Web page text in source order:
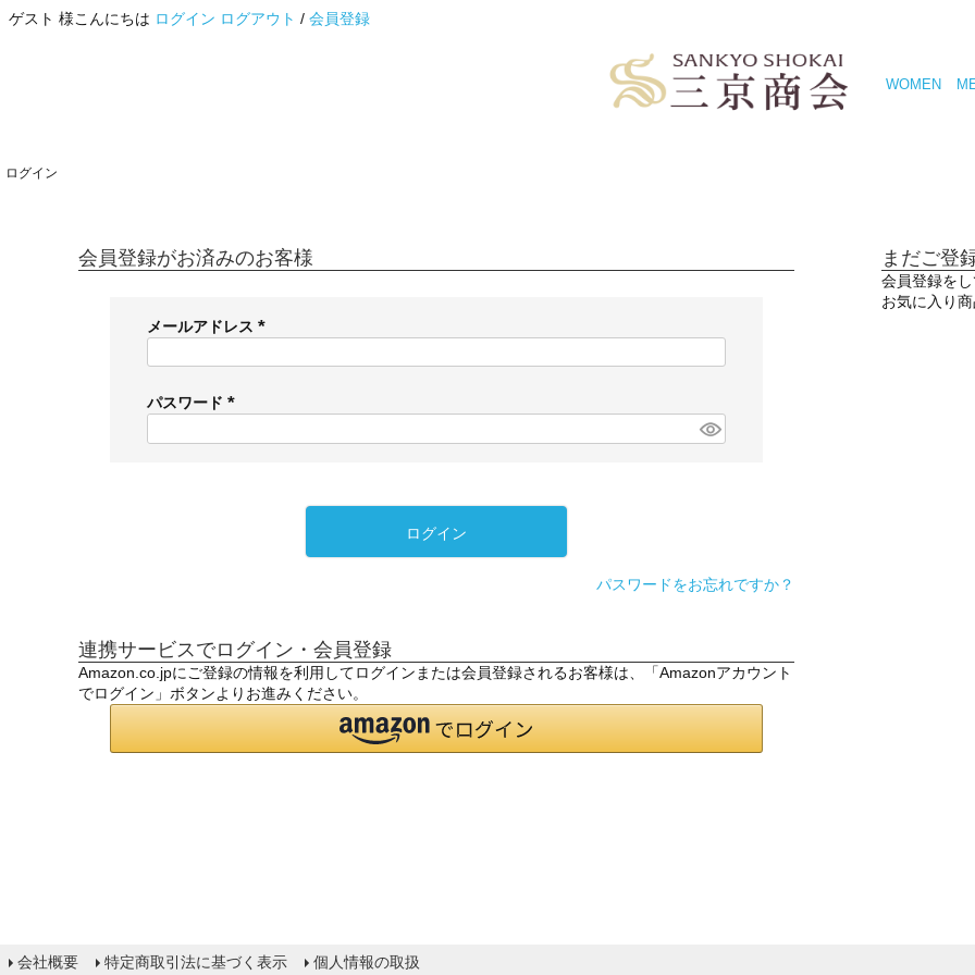
ゲスト 様こんにちは ログイン ログアウト / 会員登録
WOMEN
ログイン
会員登録がお済みのお客様
メールアドレス
必
)
パスワード
必
ログイン
パスワードをお忘れですか？
連携サービスでログイン・会員登録
Amazon.co.jpにご登録の情報を利用してログインまたは会員登録されるお客様は、「Amazonアカウント
でログイン」ボタンよりお進みください。
まだご登
会員登録を
お気に入り
会社概要 特定商取引法に基づく表示 個人情報の取扱